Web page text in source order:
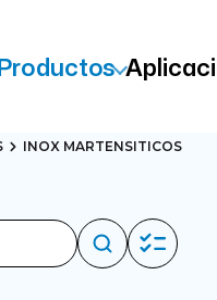
INOX MARTENSITICOS